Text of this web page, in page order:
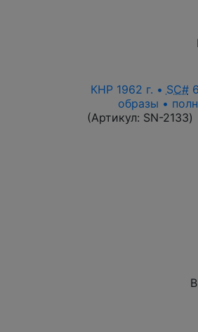
КНР 1962 г. • SC#
образы •
(Артикул: SN-2133)